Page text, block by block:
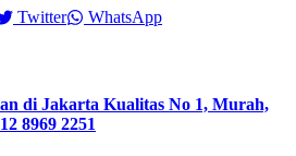
Twitter WhatsApp
di Jakarta Kualitas No 1, Murah,
8969 2251